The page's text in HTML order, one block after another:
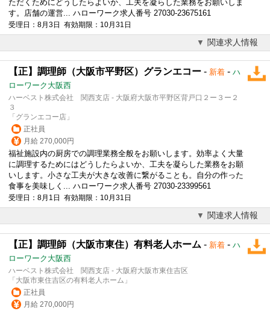
ただくためにどうしたらよいか、工夫を凝らした業務をお願いしま
す。店舗の運営... ハローワーク求人番号 27030-23675161
受理日：8月3日 有効期限：10月31日
関連求人情報
【正】調理師（大阪市平野区）グランエコー - 新着 - ハ
ローワーク大阪西
ハーベスト株式会社 関西支店 - 大阪府大阪市平野区背戸口２ー３ー２
３
「グランエコー店」
正社員
月給 270,000円
福祉施設内の厨房での調理業務全般をお願いします。効率よく大量
に調理するためにはどうしたらよいか、工夫を凝らした業務をお願
いします。小さな工夫が大きな改善に繋がることも。自分の作った
食事を美味しく... ハローワーク求人番号 27030-23399561
受理日：8月1日 有効期限：10月31日
関連求人情報
【正】調理師（大阪市東住）有料老人ホーム - 新着 - ハ
ローワーク大阪西
ハーベスト株式会社 関西支店 - 大阪府大阪市東住吉区
「大阪市東住吉区の有料老人ホーム」
正社員
月給 270,000円